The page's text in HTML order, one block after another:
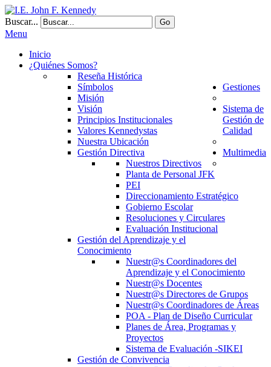
Buscar... Go
Menu
Inicio
¿Quiénes Somos?
Reseña Histórica
Símbolos
Misión
Visión
Principios Institucionales
Valores Kennedystas
Nuestra Ubicación
Gestiones
Gestión Directiva
Nuestros Directivos
Planta de Personal JFK
PEI
Direccionamiento Estratégico
Gobierno Escolar
Resoluciones y Circulares
Evaluación Institucional
Gestión del Aprendizaje y el
Conocimiento
Nuestr@s Coordinadores del
Aprendizaje y el Conocimiento
Nuestr@s Docentes
Nuestr@s Directores de Grupos
Nuestr@s Coordinadores de Áreas
POA - Plan de Diseño Curricular
Planes de Área, Programas y
Proyectos
Sistema de Evaluación -SIKEI
Gestión de Convivencia
Sistema de
Gestión de
Calidad
Multimedia